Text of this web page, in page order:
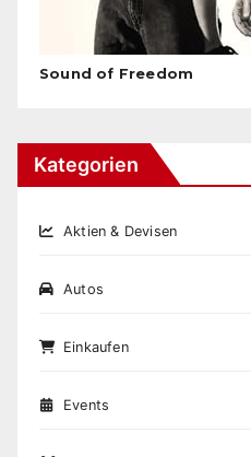
Sound of Freedom
Kategorien
Aktien & Devisen
Autos
Einkaufen
Events